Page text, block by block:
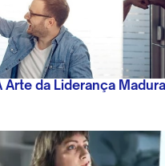
da Liderança Madura